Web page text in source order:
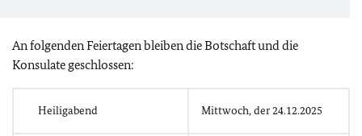
An folgenden Feiertagen bleiben die Botschaft und die
Konsulate geschlossen:
Heiligabend Mittwoch, der 24.12.2025